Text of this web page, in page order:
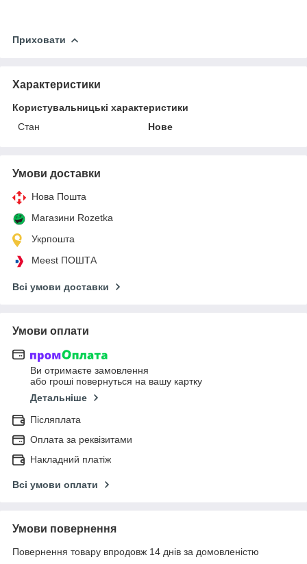
Приховати
Характеристики
Користувальницькі характеристики
Стан
Нове
Умови доставки
Нова Пошта
Магазини Rozetka
Укрпошта
Meest ПОШТА
Всі умови доставки
Умови оплати
Ви отримаєте замовлення
або гроші повернуться на вашу картку
Детальніше
Післяплата
Оплата за реквізитами
Накладний платіж
Всі умови оплати
Умови повернення
Повернення товару впродовж 14 днів за домовленістю